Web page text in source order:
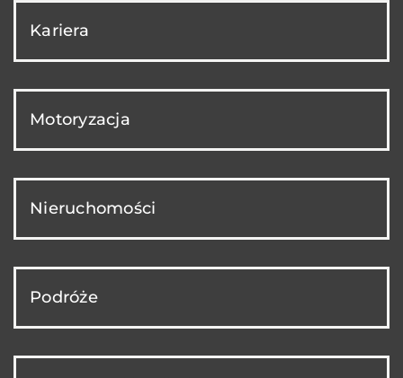
Kariera
Motoryzacja
Nieruchomości
Podróże